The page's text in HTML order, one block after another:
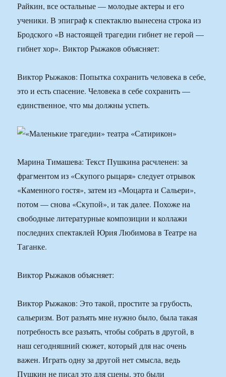
Райкин, все остальные — молодые актеры и его
ученики. В эпиграф к спектаклю вынесена строка из
Бродского «В настоящей трагедии гибнет не герой —
гибнет хор». Виктор Рыжаков объясняет:
Виктор Рыжаков: Попытка сохранить человека в себе,
это и есть спасение. Человека в себе сохранить —
единственное, что мы должны успеть.
Марина Тимашева: Текст Пушкина расчленен: за
фрагментом из «Скупого рыцаря» следует отрывок
«Каменного гостя», затем из «Моцарта и Сальери»,
потом — снова «Скупой», и так далее. Похоже на
свободные литературные композиции и коллажи
последних спектаклей Юрия Любимова в Театре на
Таганке.
Виктор Рыжаков объясняет:
Виктор Рыжаков: Это такой, простите за грубость,
сальеризм. Вот разъять мне нужно было, была такая
потребность все разъять, чтобы собрать в другой, в
наш сегодняшний сюжет, который для нас очень
важен. Играть одну за другой нет смысла, ведь
Пушкин не писал это для сцены, это были